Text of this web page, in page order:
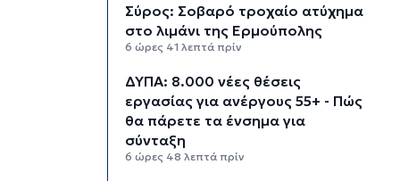
Σύρος: Σοβαρό τροχαίο ατύχημα
στο λιμάνι της Ερμούπολης
6 ώρες 41 λεπτά πρίν
ΔΥΠΑ: 8.000 νέες θέσεις
εργασίας για ανέργους 55+ - Πώς
θα πάρετε τα ένσημα για
σύνταξη
6 ώρες 48 λεπτά πρίν